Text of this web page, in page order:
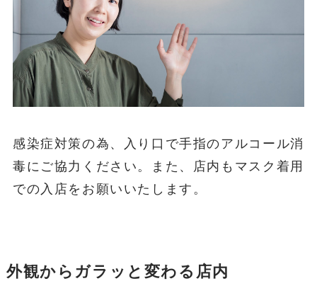
感染症対策の為、入り口で手指のアルコール消
毒にご協力ください。また、店内もマスク着用
での入店をお願いいたします。
外観からガラッと変わる店内